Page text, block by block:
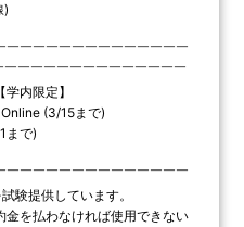
)
￣￣￣￣￣￣￣￣￣￣￣￣￣
￣￣￣￣￣￣￣￣￣￣￣￣￣
内限定】
(3/15まで)
まで)
￣￣￣￣￣￣￣￣￣￣￣￣￣
験提供しています。
を払わなければ使用できない